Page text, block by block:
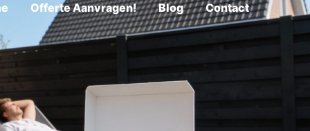
Offerte Aanvragen! Blog Contact